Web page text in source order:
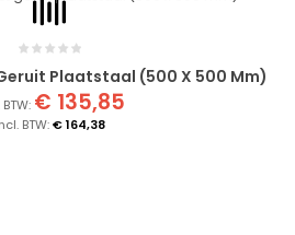
Plaatstaal (500 X 500 Mm)
€ 164,38
€ 135,85